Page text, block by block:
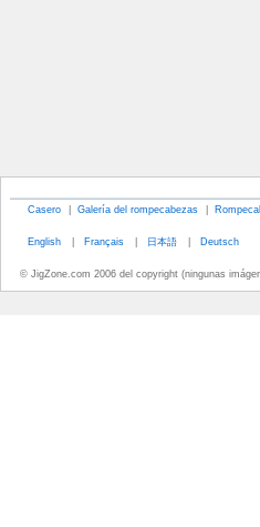
Casero | Galería del rompecabezas |
English | Français | 日本語 | Deutsch
© JigZone.com 2006 del copyright (ningunas